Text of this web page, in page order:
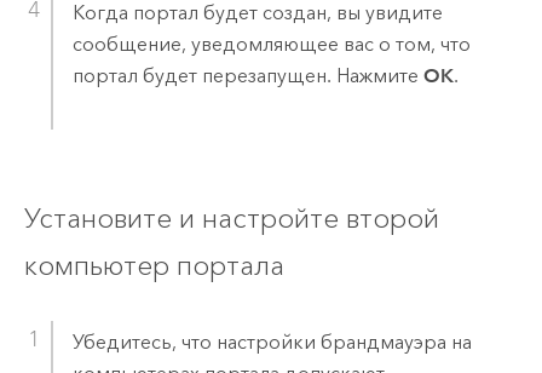
Когда портал будет создан, вы увидите
сообщение, уведомляющее вас о том, что
портал будет перезапущен. Нажмите OK.
Установите и настройте второй
компьютер портала
Убедитесь, что настройки брандмауэра на